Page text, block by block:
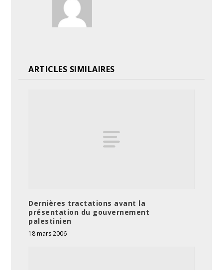
ARTICLES SIMILAIRES
Dernières tractations avant la
présentation du gouvernement
palestinien
18 mars 2006